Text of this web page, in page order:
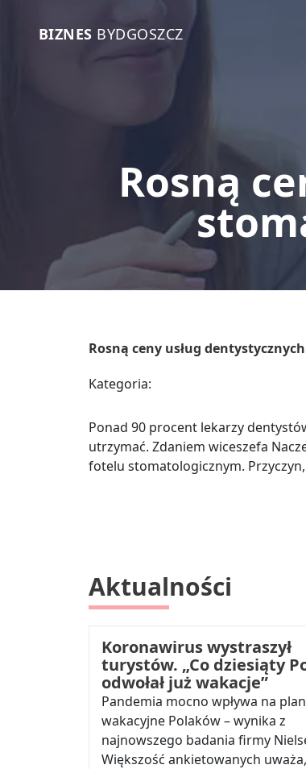
BIZNES BYDGOSZCZ
Rosną
Rosną ceny usług
Kategoria:
Ponad 90 procent lekarzy
utrzymać. Zdaniem wiceszefa
fotelu stomatologicznym. Przyczyn,
Aktualności
Koronawirus wystraszył
turystów. „Co dziesiąty
odwołał już wakacje”
Pandemia mocno wpływa na
wakacyjne Polaków – wynika z
najnowszego badania firmy
Większość ankietowanych